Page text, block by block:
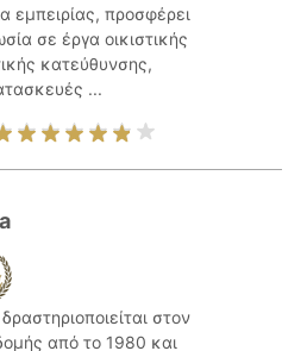
εμπειρίας, προσφέρει
σε έργα οικιστικής
κατεύθυνσης,
...
στον
από το 1980 και